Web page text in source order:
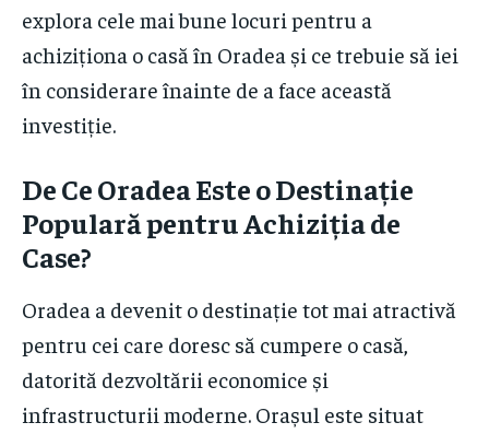
explora cele mai bune locuri pentru a
achiziționa o casă în Oradea și ce trebuie să iei
în considerare înainte de a face această
investiție.
De Ce Oradea Este o Destinație
Populară pentru Achiziția de
Case?
Oradea a devenit o destinație tot mai atractivă
pentru cei care doresc să cumpere o casă,
datorită dezvoltării economice și
infrastructurii moderne. Orașul este situat